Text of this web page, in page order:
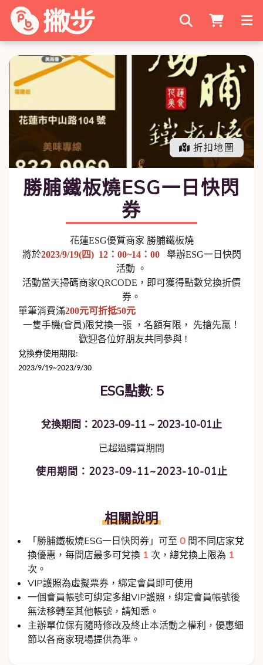
搜尋商家
折扣地圖
勝脯鐵板燒ESG一日快閃
券
花蓮ESG優質商家 勝脯鐵板燒
將於2023/9/19(四)12：00~14：00 舉辦ESG一日快閃
活動 。
活動當天掃碼商家QRCODE， 即可獲得點數兌換折價
券。
單筆消費滿200元可折抵50元
一隻手機(會員)限兌換一張 ，名額有限， 先搶先贏！
歡迎各位好朋友共同參與 !
兌換券使用期限:
2023/9/19~2023/9/30
ESG點數: 5
兌換期間：2023-09-11 ~ 2023-10-01止
已超過購買期間
使用期間：2023-09-11~2023-10-01止
相關說明
「勝脯鐵板燒ESG一日快閃券」可至0 間不同店家兌
換優惠，每間店最多可兌換 1 次，總兌換上限為 1
次。
VIP護照為虛擬票券，綁定會員即可使用
一個會員帳號可綁定多組VIP護照，綁定會員帳號後
無法移轉至其他帳號，請知悉。
主辦單位保有隨時修改及終止本活動之權利，優惠細
節以各商家現場提供為準。